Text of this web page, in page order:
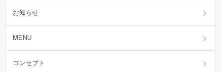
お知らせ
MENU
コンセプト